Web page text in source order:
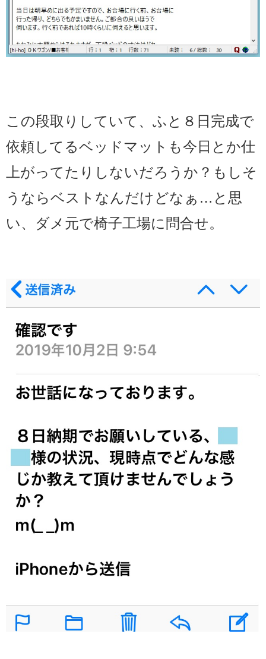
この段取りしていて、ふと８日完成で
依頼してるベッドマットも今日とか仕
上がってたりしないだろうか？もしそ
うならベストなんだけどなぁ…と思
い、ダメ元で椅子工場に問合せ。